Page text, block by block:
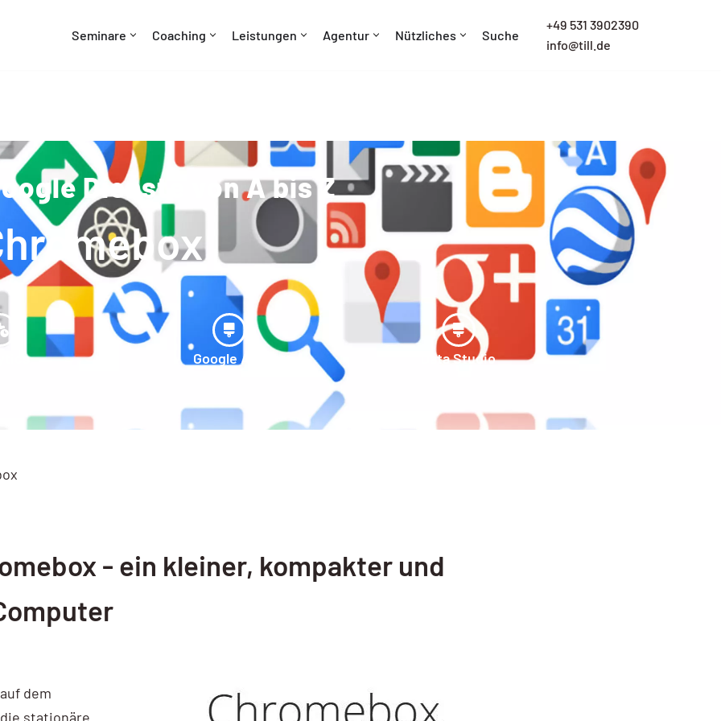
Seminare Coaching Leistungen Agentur Nützliches Suche
+49 531 3902390
info@till.de
Dienste von A bis Z
Google Ads Data Studio
- ein kleiner, kompakter und
dem
die stationäre